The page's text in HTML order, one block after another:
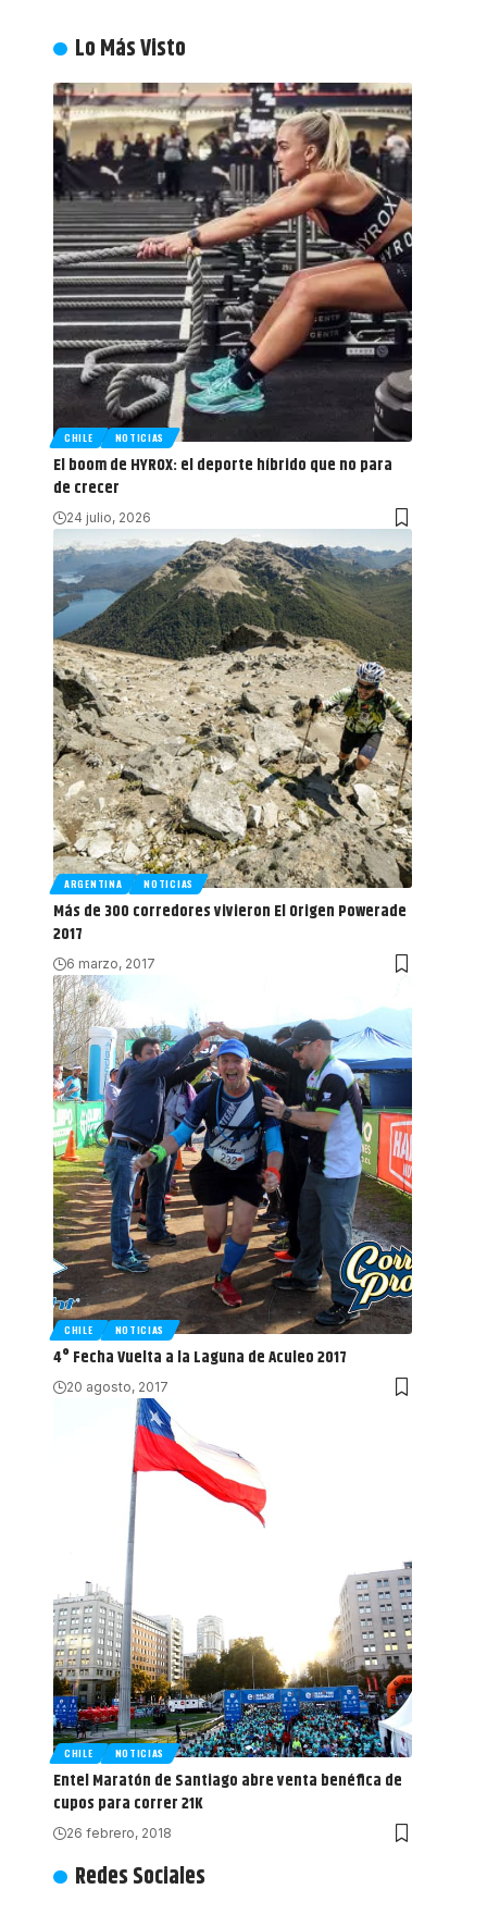
Lo Más Visto
CHILE NOTICIAS
El boom de HYROX: el deporte híbrido que no para
de crecer
24 julio, 2026
ARGENTINA NOTICIAS
Más de 300 corredores vivieron El Origen Powerade
2017
6 marzo, 2017
CHILE NOTICIAS
4° Fecha Vuelta a la Laguna de Aculeo 2017
20 agosto, 2017
CHILE NOTICIAS
Entel Maratón de Santiago abre venta benéfica de
cupos para correr 21K
26 febrero, 2018
Redes Sociales